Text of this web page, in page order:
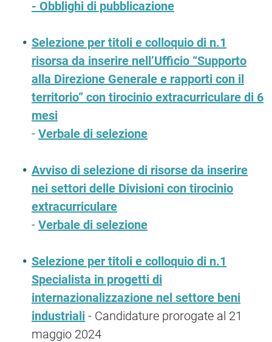
- Obblighi di pubblicazione
Selezione per titoli e colloquio di n.1
risorsa da inserire nell’Ufficio “Supporto
alla Direzione Generale e rapporti con il
territorio” con tirocinio extracurriculare di 6
mesi
- Verbale di selezione
Avviso di selezione di risorse da inserire
nei settori delle Divisioni con tirocinio
extracurriculare
- Verbale di selezione
Selezione per titoli e colloquio di n.1
Specialista in progetti di
internazionalizzazione nel settore beni
industriali - Candidature prorogate al 21
maggio 2024